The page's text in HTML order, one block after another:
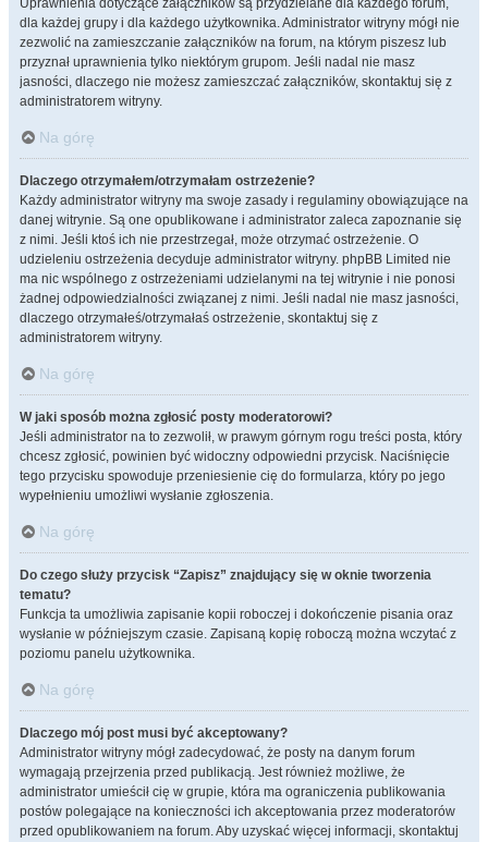
Uprawnienia dotyczące załączników są przydzielane dla każdego forum,
dla każdej grupy i dla każdego użytkownika. Administrator witryny mógł nie
zezwolić na zamieszczanie załączników na forum, na którym piszesz lub
przyznał uprawnienia tylko niektórym grupom. Jeśli nadal nie masz
jasności, dlaczego nie możesz zamieszczać załączników, skontaktuj się z
administratorem witryny.
Na górę
Dlaczego otrzymałem/otrzymałam ostrzeżenie?
Każdy administrator witryny ma swoje zasady i regulaminy obowiązujące na
danej witrynie. Są one opublikowane i administrator zaleca zapoznanie się
z nimi. Jeśli ktoś ich nie przestrzegał, może otrzymać ostrzeżenie. O
udzieleniu ostrzeżenia decyduje administrator witryny. phpBB Limited nie
ma nic wspólnego z ostrzeżeniami udzielanymi na tej witrynie i nie ponosi
żadnej odpowiedzialności związanej z nimi. Jeśli nadal nie masz jasności,
dlaczego otrzymałeś/otrzymałaś ostrzeżenie, skontaktuj się z
administratorem witryny.
Na górę
W jaki sposób można zgłosić posty moderatorowi?
Jeśli administrator na to zezwolił, w prawym górnym rogu treści posta, który
chcesz zgłosić, powinien być widoczny odpowiedni przycisk. Naciśnięcie
tego przycisku spowoduje przeniesienie cię do formularza, który po jego
wypełnieniu umożliwi wysłanie zgłoszenia.
Na górę
Do czego służy przycisk “Zapisz” znajdujący się w oknie tworzenia
tematu?
Funkcja ta umożliwia zapisanie kopii roboczej i dokończenie pisania oraz
wysłanie w późniejszym czasie. Zapisaną kopię roboczą można wczytać z
poziomu panelu użytkownika.
Na górę
Dlaczego mój post musi być akceptowany?
Administrator witryny mógł zadecydować, że posty na danym forum
wymagają przejrzenia przed publikacją. Jest również możliwe, że
administrator umieścił cię w grupie, która ma ograniczenia publikowania
postów polegające na konieczności ich akceptowania przez moderatorów
przed opublikowaniem na forum. Aby uzyskać więcej informacji, skontaktuj